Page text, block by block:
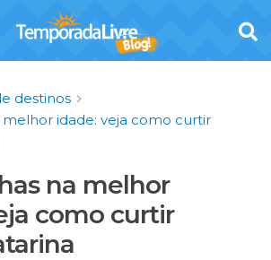
destinos
idade: veja como curtir
na melhor
como curtir